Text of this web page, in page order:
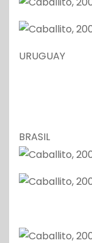
URUGUAY
BRASIL